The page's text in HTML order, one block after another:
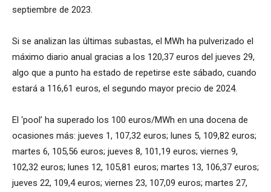
septiembre de 2023.
Si se analizan las últimas subastas, el MWh ha pulverizado el
máximo diario anual gracias a los 120,37 euros del jueves 29,
algo que a punto ha estado de repetirse este sábado, cuando
estará a 116,61 euros, el segundo mayor precio de 2024.
El ‘pool’ ha superado los 100 euros/MWh en una docena de
ocasiones más: jueves 1, 107,32 euros; lunes 5, 109,82 euros;
martes 6, 105,56 euros; jueves 8, 101,19 euros; viernes 9,
102,32 euros; lunes 12, 105,81 euros; martes 13, 106,37 euros;
jueves 22, 109,4 euros; viernes 23, 107,09 euros; martes 27,